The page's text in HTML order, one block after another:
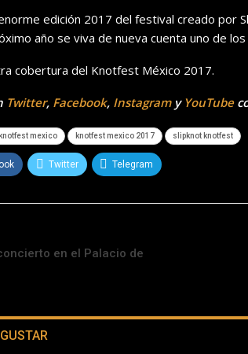
edición 2017 del festival creado por
año se viva de nueva cuenta uno de
cobertura del Knotfest México 2017.
Twitter, Facebook, Instagramy YouTube
knotfest mexico knotfest mexico 2017 slipknot knotfest
Twitter Telegram
en el Palacio de